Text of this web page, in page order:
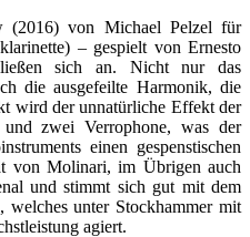
(2016) von Michael Pelzel für
– gespielt von Ernesto
sich an. Nicht nur das
die ausgefeilte Harmonik, die
wird der unnatürliche Effekt der
zwei Verrophone, was der
einen gespenstischen
von Molinari, im Übrigen auch
und stimmt sich gut mit dem
welches unter Stockhammer mit
agiert.